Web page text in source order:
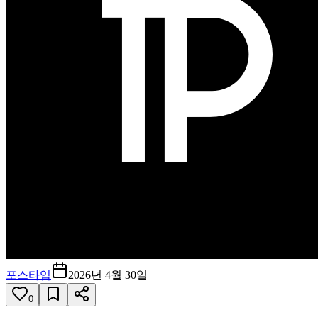
포스타입 2026년 4월 30일
0